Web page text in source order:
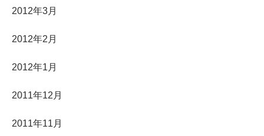
2012年3月
2012年2月
2012年1月
2011年12月
2011年11月